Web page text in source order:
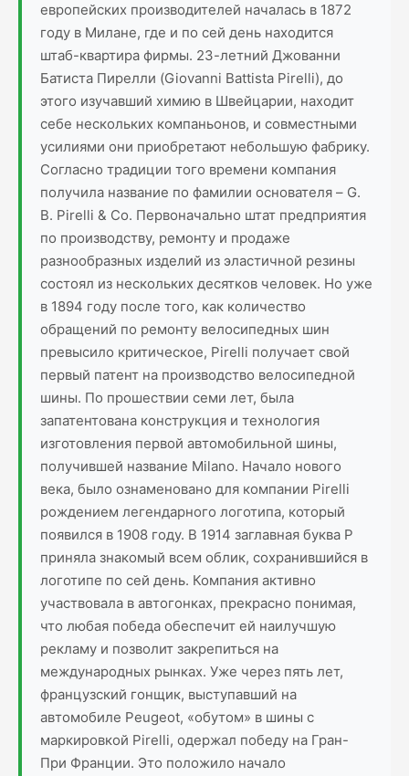
европейских производителей началась в 1872
году в Милане, где и по сей день находится
штаб-квартира фирмы. 23-летний Джованни
Батиста Пирелли (Giovanni Battista Pirelli), до
этого изучавший химию в Швейцарии, находит
себе нескольких компаньонов, и совместными
усилиями они приобретают небольшую фабрику.
Согласно традиции того времени компания
получила название по фамилии основателя – G.
B. Pirelli & Co. Первоначально штат предприятия
по производству, ремонту и продаже
разнообразных изделий из эластичной резины
состоял из нескольких десятков человек. Но уже
в 1894 году после того, как количество
обращений по ремонту велосипедных шин
превысило критическое, Pirelli получает свой
первый патент на производство велосипедной
шины. По прошествии семи лет, была
запатентована конструкция и технология
изготовления первой автомобильной шины,
получившей название Milano. Начало нового
века, было ознаменовано для компании Pirelli
рождением легендарного логотипа, который
появился в 1908 году. В 1914 заглавная буква P
приняла знакомый всем облик, сохранившийся в
логотипе по сей день. Компания активно
участвовала в автогонках, прекрасно понимая,
что любая победа обеспечит ей наилучшую
рекламу и позволит закрепиться на
международных рынках. Уже через пять лет,
французский гонщик, выступавший на
автомобиле Peugeot, «обутом» в шины с
маркировкой Pirelli, одержал победу на Гран-
При Франции. Это положило начало